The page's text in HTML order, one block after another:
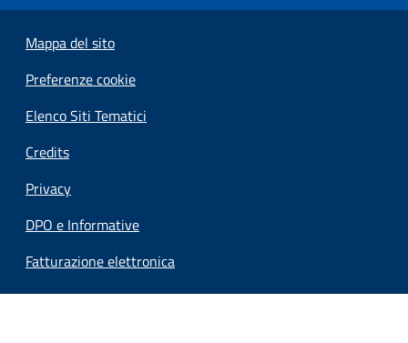
Mappa del sito
Preferenze cookie
Elenco Siti Tematici
Credits
Privacy
DPO e Informative
Fatturazione elettronica